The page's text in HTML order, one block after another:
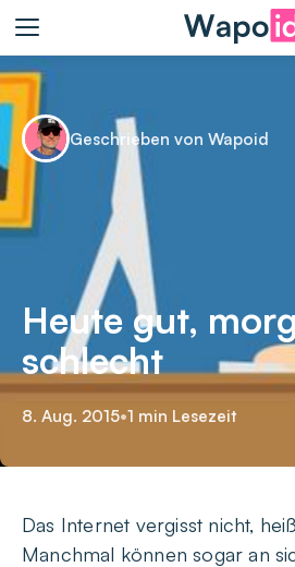
Geschrieben von Wapoid
Heute gut,
schlecht
8. Aug. 2015•1 min Lesezeit
Das Internet vergisst nicht,
Manchmal können sogar an